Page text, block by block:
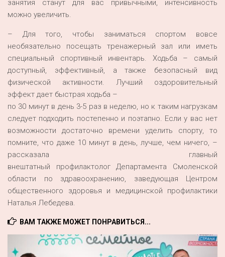
занятия станут для вас привычными, интенсивность
можно увеличить.
– Для того, чтобы заниматься спортом вовсе
необязательно посещать тренажерный зал или иметь
специальный спортивный инвентарь. Ходьба – самый
доступный, эффективный, а также безопасный вид
физической активности. Лучший оздоровительный
эффект дает быстрая ходьба –
по 30 минут в день 3-5 раз в неделю, но к таким нагрузкам
следует подходить постепенно и поэтапно. Если у вас нет
возможности достаточно времени уделить спорту, то
помните, что даже 10 минут в день, лучше, чем ничего, –
рассказала главный
внештатный профилактолог Департамента Смоленской
области по здравоохранению, заведующая Центром
общественного здоровья и медицинской профилактики
Наталья Лебедева.
ВАМ ТАКЖЕ МОЖЕТ ПОНРАВИТЬСЯ...